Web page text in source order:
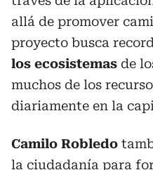
allá de promover
proyecto busca
los ecosistemas de
muchos de los
diariamente en la
Camilo Robledo
la ciudadanía para